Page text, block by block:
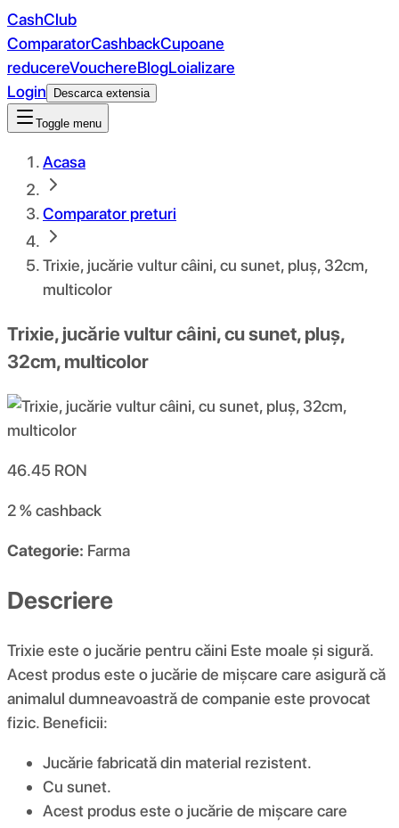
CashClub
ComparatorCashbackCupoane
reducereVouchereBlogLoializare
Login
Descarca extensia
Toggle menu
Acasa
Comparator preturi
Trixie, jucărie vultur câini, cu sunet, pluș, 32cm,
multicolor
Trixie, jucărie vultur câini, cu sunet, pluș,
32cm, multicolor
46.45 RON
2 %cashback
Categorie: Farma
Descriere
Trixie este o jucărie pentru căini Este moale și sigură.
Acest produs este o jucărie de mișcare care asigură că
animalul dumneavoastră de companie este provocat
fizic. Beneficii:
Jucărie fabricată din material rezistent.
Cu sunet.
Acest produs este o jucărie de mișcare care